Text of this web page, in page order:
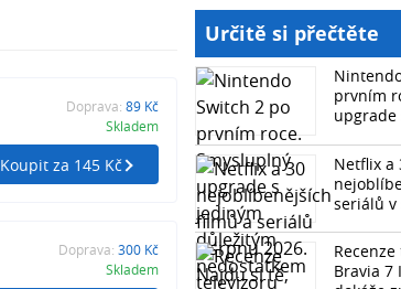
Doprava: 89 Kč
Skladem
Koupit za 145 Kč
Doprava: 300 Kč
Skladem
Určitě si přečtěte
prvním
upgrade
Netflix a
seriálů v
Bravia 7